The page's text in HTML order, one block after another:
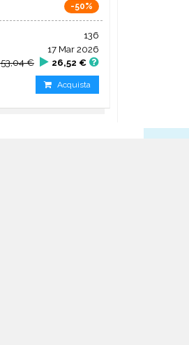
-50%
136
17 Mar 2026
53,04 € 26,52 €
Acquista